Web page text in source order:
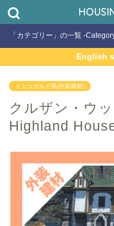
「カテゴリー」の一覧 -
English
イシュガルド風(外装建材)
クルザン・ウ
Highland